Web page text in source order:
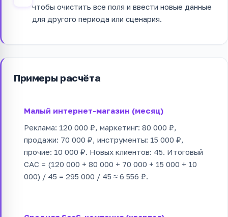
чтобы очистить все поля и ввести новые данные
для другого периода или сценария.
Примеры расчёта
Малый интернет-магазин (месяц)
Реклама: 120 000 ₽, маркетинг: 80 000 ₽,
продажи: 70 000 ₽, инструменты: 15 000 ₽,
прочие: 10 000 ₽. Новых клиентов: 45. Итоговый
CAC = (120 000 + 80 000 + 70 000 + 15 000 + 10
000) / 45 = 295 000 / 45 ≈ 6 556 ₽.